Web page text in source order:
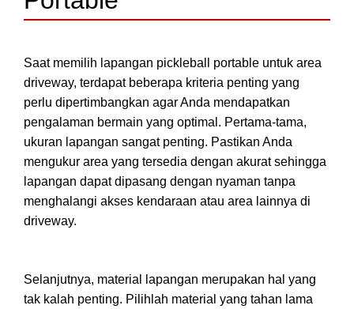
Saat memilih lapangan pickleball portable untuk area
driveway, terdapat beberapa kriteria penting yang
perlu dipertimbangkan agar Anda mendapatkan
pengalaman bermain yang optimal. Pertama-tama,
ukuran lapangan sangat penting. Pastikan Anda
mengukur area yang tersedia dengan akurat sehingga
lapangan dapat dipasang dengan nyaman tanpa
menghalangi akses kendaraan atau area lainnya di
driveway.
Selanjutnya, material lapangan merupakan hal yang
tak kalah penting. Pilihlah material yang tahan lama